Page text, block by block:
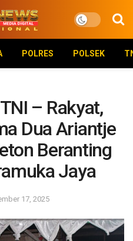
POLRES POLSEK
– Rakyat,
Dua Ariantje
Beranting
Jaya
17, 2025